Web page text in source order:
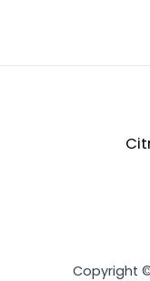
Copyright